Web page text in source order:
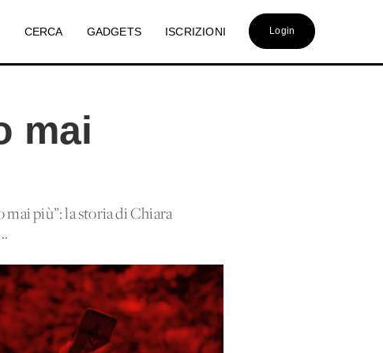
CERCA GADGETS ISCRIZIONI Login
mai
mai più”: la storia di Chiara